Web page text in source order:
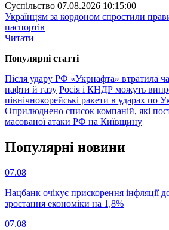
Суспiльство 07.08.2026 10:15:00
Українцям за кордоном спростили
паспортів
Читати
Популярнi статтi
Після удару РФ «Укрнафта» втратила
нафти й газу Росія і КНДР можуть
північнокорейські ракети в ударах по
Оприлюднено список компаній, які
масованої атаки РФ на Київщину
Популярнi новини
07.08
Нацбанк очікує прискорення інфляції
зростання економіки на 1,8%
07.08